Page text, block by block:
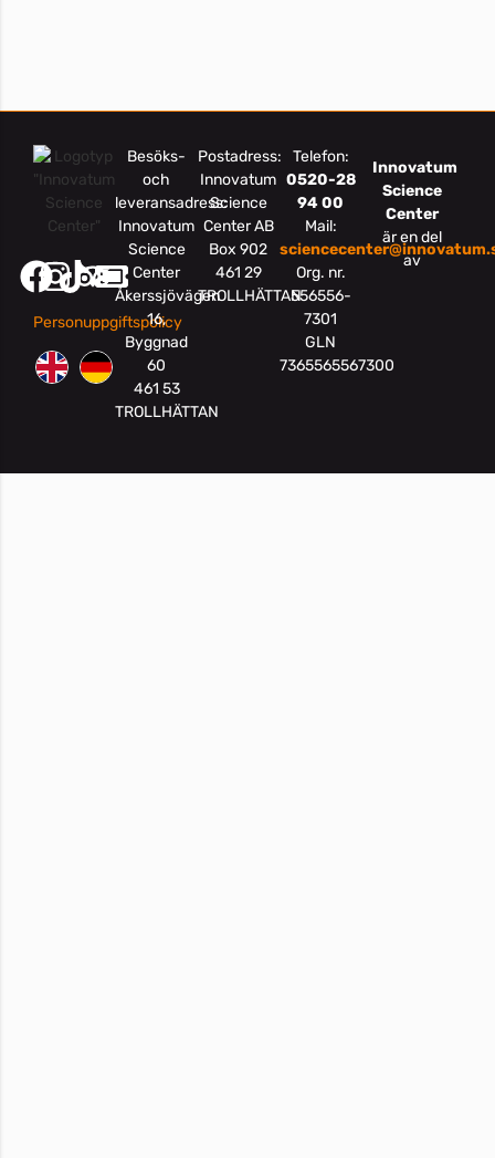
Personuppgiftspolicy
Besöks-
och
leveransadress:
Innovatum
Science
Center
Åkerssjövägen
16,
Byggnad
60
461 53
TROLLHÄTTAN
Postadress:
Innovatum
Science
Center AB
Box 902
461 29
TROLLHÄTTAN
Telefon:
0520-28
94 00
Mail:
Org. nr.
556556-
7301
GLN
7365565567300
Innovatum
Science
Center
är en del
av